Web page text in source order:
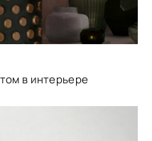
в интерьере